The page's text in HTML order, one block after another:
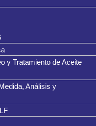
y Tratamiento de Aceite
Análisis y